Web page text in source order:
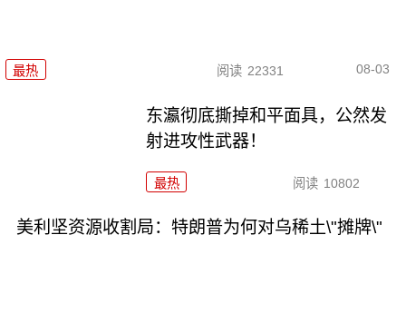
最热 阅读 22331 08-03
东瀛彻底撕掉和平面具，公然发
射进攻性武器！
最热 阅读 10802
美利坚资源收割局：特朗普为何对乌稀土\"摊牌\"